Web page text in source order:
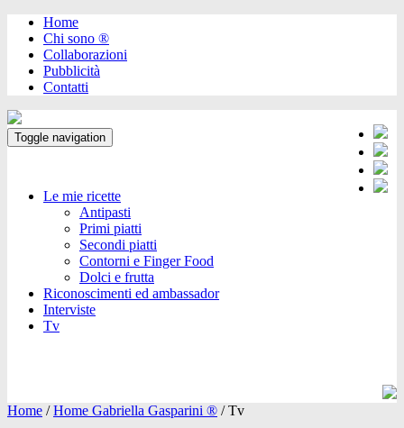
Home
Chi sono ®️
Collaborazioni
Pubblicità
Contatti
Toggle navigation
Le mie ricette
Antipasti
Primi piatti
Secondi piatti
Contorni e Finger Food
Dolci e frutta
Riconoscimenti ed ambassador
Interviste
Tv
Home /Home Gabriella Gasparini ®️ /Tv